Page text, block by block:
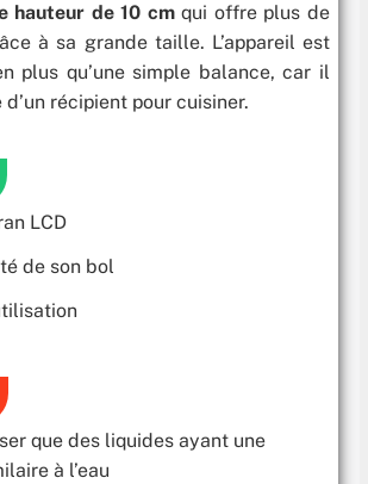
hauteur de 10 cmqui offre plus de
à sa grande taille. L’appareil est
plus qu’une simple balance, car il
récipient pour cuisiner.
LCD
de son bol
que des liquides ayant une
à l’eau